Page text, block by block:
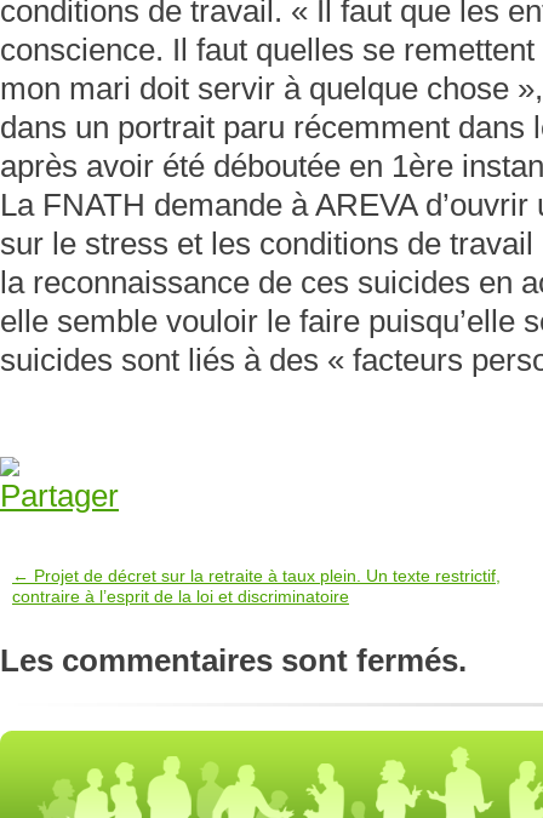
conditions de travail. « Il faut que les
conscience. Il faut quelles se
mon mari doit servir à quelque chose
dans un portrait paru récemment dans
après avoir été déboutée en 1ère
La FNATH demande à AREVA
sur le stress et les conditions de travail
la reconnaissance de ces suicides en
elle semble vouloir le faire puisqu’elle
suicides sont liés à des « facteurs
← Projet de décret sur la retraite à taux plein. Un texte restrictif,
contraire à l’esprit de la loi et discriminatoire
Les commentaires sont fermés.